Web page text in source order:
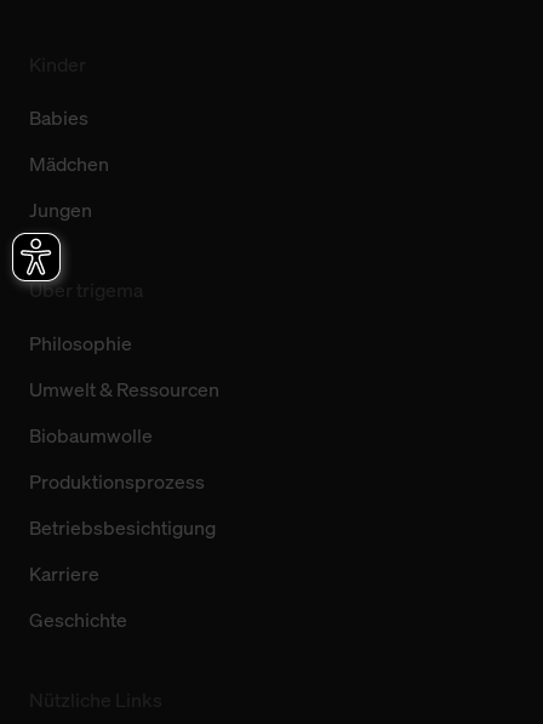
Babies
Mädchen
Jungen
Über trigema
Philosophie
Umwelt & Ressourcen
Biobaumwolle
Produktionsprozess
Betriebsbesichtigung
Karriere
Geschichte